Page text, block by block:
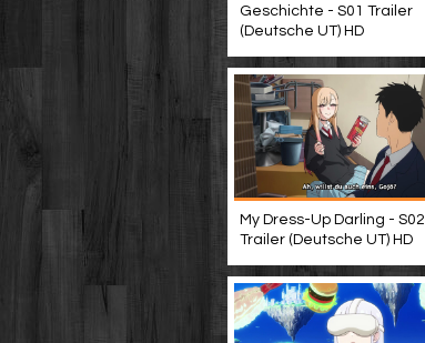
Geschichte - S01 Trailer
(Deutsche UT) HD
My Dress-Up Darling - S02
Trailer (Deutsche UT) HD